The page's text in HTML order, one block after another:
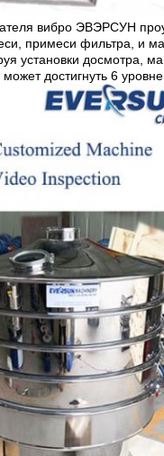
вибро ЭВЭРСУН
примеси фильтра, и
установки досмотра,
достигнуть 6